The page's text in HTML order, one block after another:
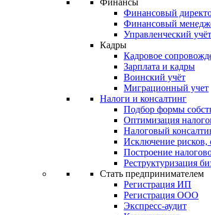
Финансы
Финансовый
Финансовый
Управленческий учёт
Кадры
Кадровое
Зарплата и кадры
Воинский учёт
Миграционный учет
Налоги и консалтинг
Подбор формы
Оптимизация
Налоговый
Исключение рисков,
Построение
Реструктуризация
Стать предпринимателем
Регистрация ИП
Регистрация ООО
Экспресс-аудит